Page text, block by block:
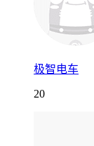
极智电车
20